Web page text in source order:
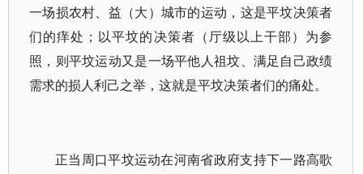
一场损农村、益（大）城市的运动，这是平坟决策者
们的痒处；以平坟的决策者（厅级以上干部）为参
照，则平坟运动又是一场平他人祖坟、满足自己政绩
需求的损人利己之举，这就是平坟决策者们的痛处。
正当周口平坟运动在河南省政府支持下一路高歌